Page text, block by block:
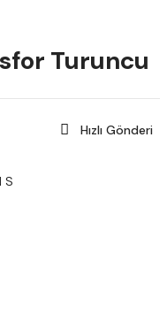
Turuncu
Hızlı Gönderi
S